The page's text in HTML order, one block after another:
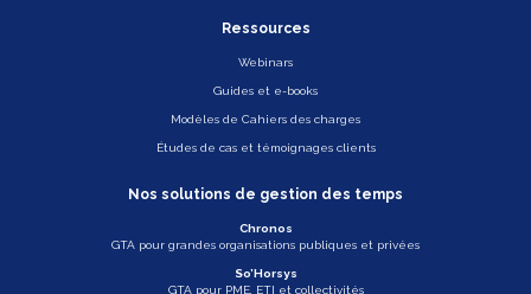
Ressources
Webinars
Guides et e-books
Modèles de Cahiers des charges
Études de cas et témoignages clients
Nos solutions de gestion des temps
Chronos
GTA pour grandes organisations publiques et privées
So’Horsys
GTA pour PME, ETI et collectivités